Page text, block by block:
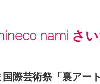
nami さ
国際芸術祭「裏アー